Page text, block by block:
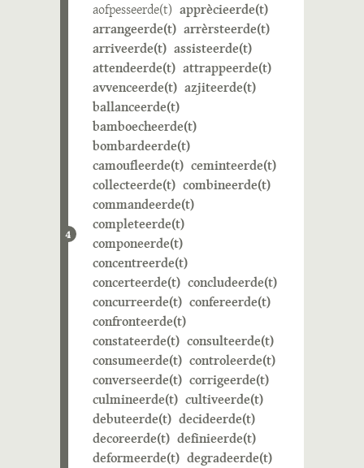
4
aofpesseerde(t) apprècieerde(t)
arrangeerde(t) arrèrsteerde(t)
arriveerde(t) assisteerde(t)
attendeerde(t) attrappeerde(t)
avvenceerde(t) azjiteerde(t)
ballanceerde(t)
bamboecheerde(t)
bombardeerde(t)
camoufleerde(t) ceminteerde(t)
collecteerde(t) combineerde(t)
commandeerde(t)
completeerde(t)
componeerde(t)
concentreerde(t)
concerteerde(t) concludeerde(t)
concurreerde(t) confereerde(t)
confronteerde(t)
constateerde(t) consulteerde(t)
consumeerde(t) controleerde(t)
converseerde(t) corrigeerde(t)
culmineerde(t) cultiveerde(t)
debuteerde(t) decideerde(t)
decoreerde(t) definieerde(t)
deformeerde(t) degradeerde(t)